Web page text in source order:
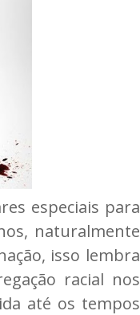
especiais para
naturalmente
isso lembra
racial nos
até os tempos